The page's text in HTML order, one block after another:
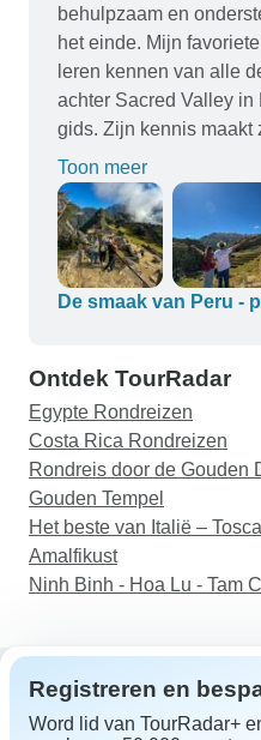
behulpzaam en
het einde. Mijn
leren kennen van alle
achter Sacred Valley in
gids. Zijn kennis maakt
was zo bijzonder om
tours te hebben. Deze
reizen veranderd. Het
naar zo'n historische
geest openhouden voor
nu al enthousiast over
Toon meer
De smaak van Peru -
Ontdek TourRadar
Egypte Rondreizen
Costa Rica Rondreizen
Rondreis door de Gouden
Gouden Tempel
Het beste van Italië –
Amalfikust
Ninh Binh - Hoa Lu - Tam
Hulp
Registreren en
Word lid van TourRadar+